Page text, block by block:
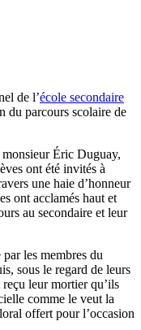
de l’école secondaire
du parcours scolaire de
Éric Duguay,
ont été invités à
une haie d’honneur
ont acclamés haut et
au secondaire et leur
les membres du
sous le regard de leurs
leur mortier qu’ils
comme le veut la
offert pour l’occasion